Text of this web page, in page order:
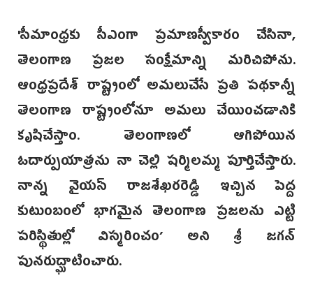
‌'సీమాంధ్రకు సీఎంగా ప్రమాణస్వీకారం చేసినా,
తెలంగాణ ప్రజల సంక్షేమాన్ని మరిచిపోను.
ఆంధ్రప్రదేశ్ రాష్ట్రంలో అమలుచేసే ప్రతి పథకా‌న్నీ
తెలంగాణ రాష్ట్రంలోనూ అమలు చేయించడానికి
కృషిచేస్తాం. తెలంగాణలో ఆగిపోయిన
ఓదార్పుయాత్రను నా చెల్లి షర్మిలమ్మ పూర్తిచేస్తారు.
నాన్న వైయస్ రాజశేఖరరెడ్డి ఇచ్చిన పెద్ద
కుటుంబంలో భాగమైన తెలంగాణ ప్రజలను ఎట్టి
పరిస్థితుల్లో విస్మరించం’ అని‌ శ్రీ జగన్
పునరుద్ఘాటించారు.